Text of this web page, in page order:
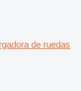
de ruedas